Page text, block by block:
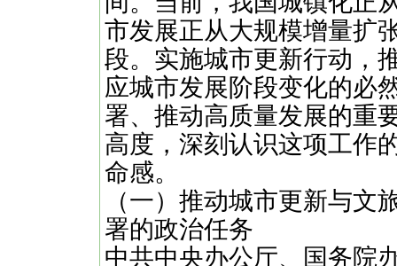
市发展正从大规模增量扩
段。实施城市更新行动，
应城市发展阶段变化的必
署、推动高质量发展的重
高度，深刻认识这项工作
命感。
（一）推动城市更新与文
署的政治任务
中共中央办公厅、国务院